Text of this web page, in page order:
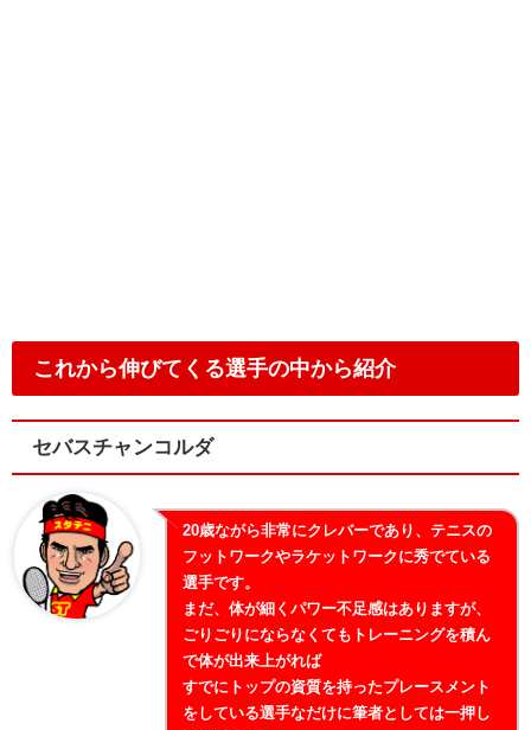
これから伸びてくる選手の中から紹介
セバスチャンコルダ
20歳ながら非常にクレバーであり、テニスの
フットワークやラケットワークに秀でている
選手です。
まだ、体が細くパワー不足感はありますが、
ごりごりにならなくてもトレーニングを積ん
で体が出来上がれば
すでにトップの資質を持ったプレースメント
をしている選手なだけに筆者としては一押し